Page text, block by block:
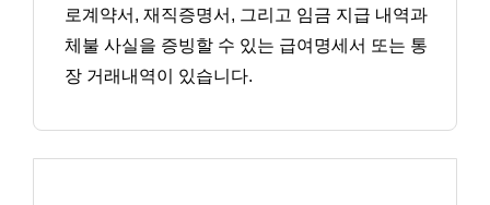
로계약서, 재직증명서, 그리고 임금 지급 내역과
체불 사실을 증빙할 수 있는 급여명세서 또는 통
장 거래내역이 있습니다.